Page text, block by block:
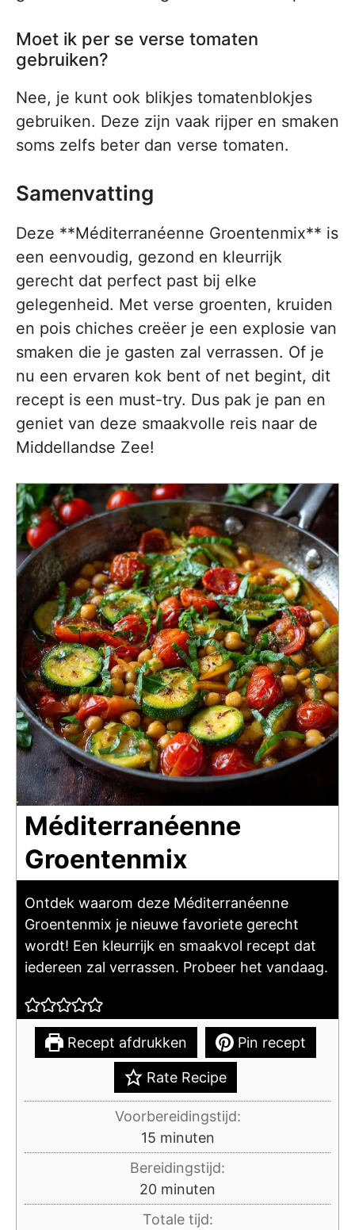
Moet ik per se verse tomaten
gebruiken?
Nee, je kunt ook blikjes tomatenblokjes
gebruiken. Deze zijn vaak rijper en smaken
soms zelfs beter dan verse tomaten.
Samenvatting
Deze **Méditerranéenne Groentenmix** is
een eenvoudig, gezond en kleurrijk
gerecht dat perfect past bij elke
gelegenheid. Met verse groenten, kruiden
en pois chiches creëer je een explosie van
smaken die je gasten zal verrassen. Of je
nu een ervaren kok bent of net begint, dit
recept is een must-try. Dus pak je pan en
geniet van deze smaakvolle reis naar de
Middellandse Zee!
Méditerranéenne
Groentenmix
Ontdek waarom deze Méditerranéenne
Groentenmix je nieuwe favoriete gerecht
wordt! Een kleurrijk en smaakvol recept dat
iedereen zal verrassen. Probeer het vandaag.
Recept afdrukken Pin recept
Rate Recipe
Voorbereidingstijd:
15minuten
minuten
Bereidingstijd:
20minuten
minuten
Totale tijd: